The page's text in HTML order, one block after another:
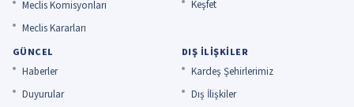
Meclis Komisyonları
Meclis Kararları
Keşfet
GÜNCEL
Haberler
Duyurular
DIŞ İLIŞKILER
Kardeş Şehirlerimiz
Dış İlişkiler